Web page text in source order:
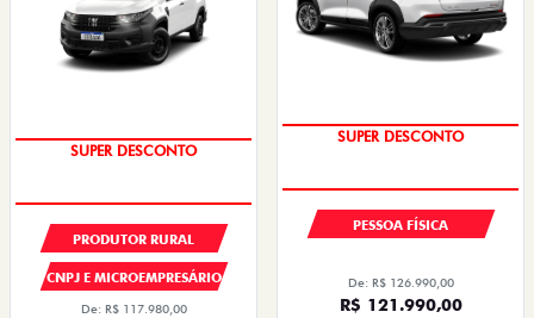
SUPER DESCONTO
PRODUTOR RURAL
CNPJ E MICROEMPRESÁRIO
De: R$ 117.980,00
SUPER DESCONTO
PESSOA FÍSICA
De: R$ 126.990,00
R$ 121.990,00